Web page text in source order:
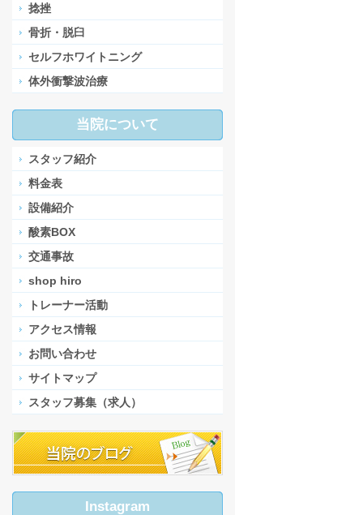
捻挫
骨折・脱臼
セルフホワイトニング
体外衝撃波治療
当院について
スタッフ紹介
料金表
設備紹介
酸素BOX
交通事故
shop hiro
トレーナー活動
アクセス情報
お問い合わせ
サイトマップ
スタッフ募集（求人）
Instagram